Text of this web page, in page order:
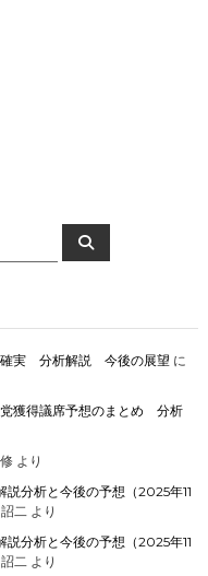
検
索
実 分析解説 今後の展望 に
獲得議席予想のまとめ 分析
より
分析と今後の予想（2025年11
二より
分析と今後の予想（2025年11
二より